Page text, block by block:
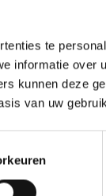
te
informatie
kunnen deze
van uw
iets doen om